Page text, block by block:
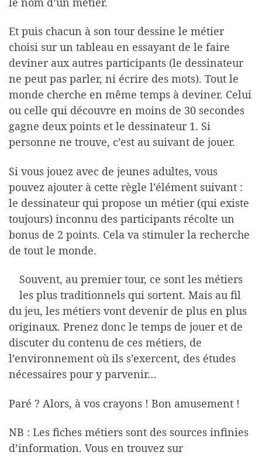
Et puis chacun à son tour dessine le métier
choisi sur un tableau en essayant de le faire
deviner aux autres participants (le dessinateur
ne peut pas parler, ni écrire des mots). Tout le
monde cherche en même temps à deviner. Celui
ou celle qui découvre en moins de 30 secondes
gagne deux points et le dessinateur 1. Si
personne ne trouve, c’est au suivant de jouer.
Si vous jouez avec de jeunes adultes, vous
pouvez ajouter à cette règle l’élément suivant :
le dessinateur qui propose un métier (qui existe
toujours) inconnu des participants récolte un
bonus de 2 points. Cela va stimuler la recherche
de tout le monde.
Souvent, au premier tour, ce sont les métiers
les plus traditionnels qui sortent. Mais au fil
du jeu, les métiers vont devenir de plus en plus
originaux. Prenez donc le temps de jouer et de
discuter du contenu de ces métiers, de
l’environnement où ils s’exercent, des études
nécessaires pour y parvenir…
Paré ? Alors, à vos crayons ! Bon amusement !
NB : Les fiches métiers sont des sources infinies
d’information. Vous en trouvez sur